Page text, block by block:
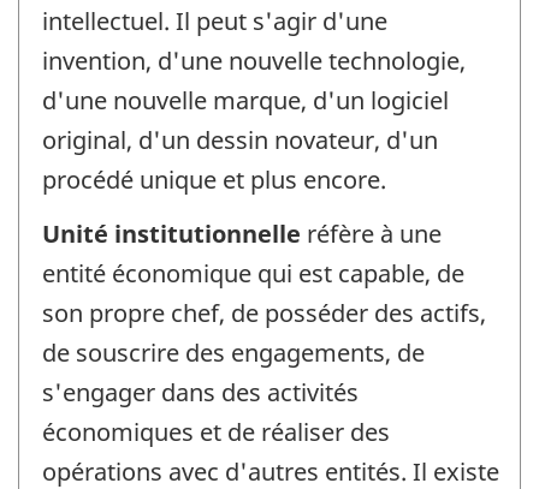
intellectuel. Il peut s'agir d'une
invention, d'une nouvelle technologie,
d'une nouvelle marque, d'un logiciel
original, d'un dessin novateur, d'un
procédé unique et plus encore.
Unité institutionnelle réfère à une
entité économique qui est capable, de
son propre chef, de posséder des actifs,
de souscrire des engagements, de
s'engager dans des activités
économiques et de réaliser des
opérations avec d'autres entités. Il existe